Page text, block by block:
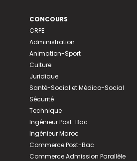
CONCOURS
CRPE
Administration
Animation-Sport
Culture
Juridique
Santé-Social et Médico-Social
Sécurité
Technique
Ingénieur Post-Bac
Ingénieur Maroc
Commerce Post-Bac
Commerce Admission Parallèle